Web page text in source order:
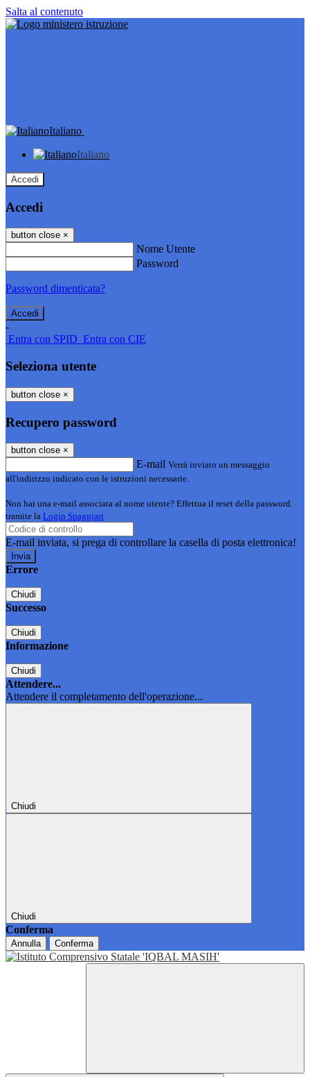
Salta al contenuto
Italiano
Italiano
Accedi
Accedi
button close ×
Nome Utente
Password
Password dimenticata?
-
Entra con SPID Entra con CIE
Seleziona utente
button close ×
Recupero password
button close ×
E-mail Verrà inviato un messaggio
all'indirizzo indicato con le istruzioni necessarie.
Non hai una e-mail associata al nome utente? Effettua il reset della password
tramite la Login Spaggiari
E-mail inviata, si prega di controllare la casella di posta elettronica!
Errore
Chiudi
Successo
Chiudi
Informazione
Chiudi
Attendere...
Attendere il completamento dell'operazione...
Chiudi
Chiudi
Conferma
Annulla Conferma